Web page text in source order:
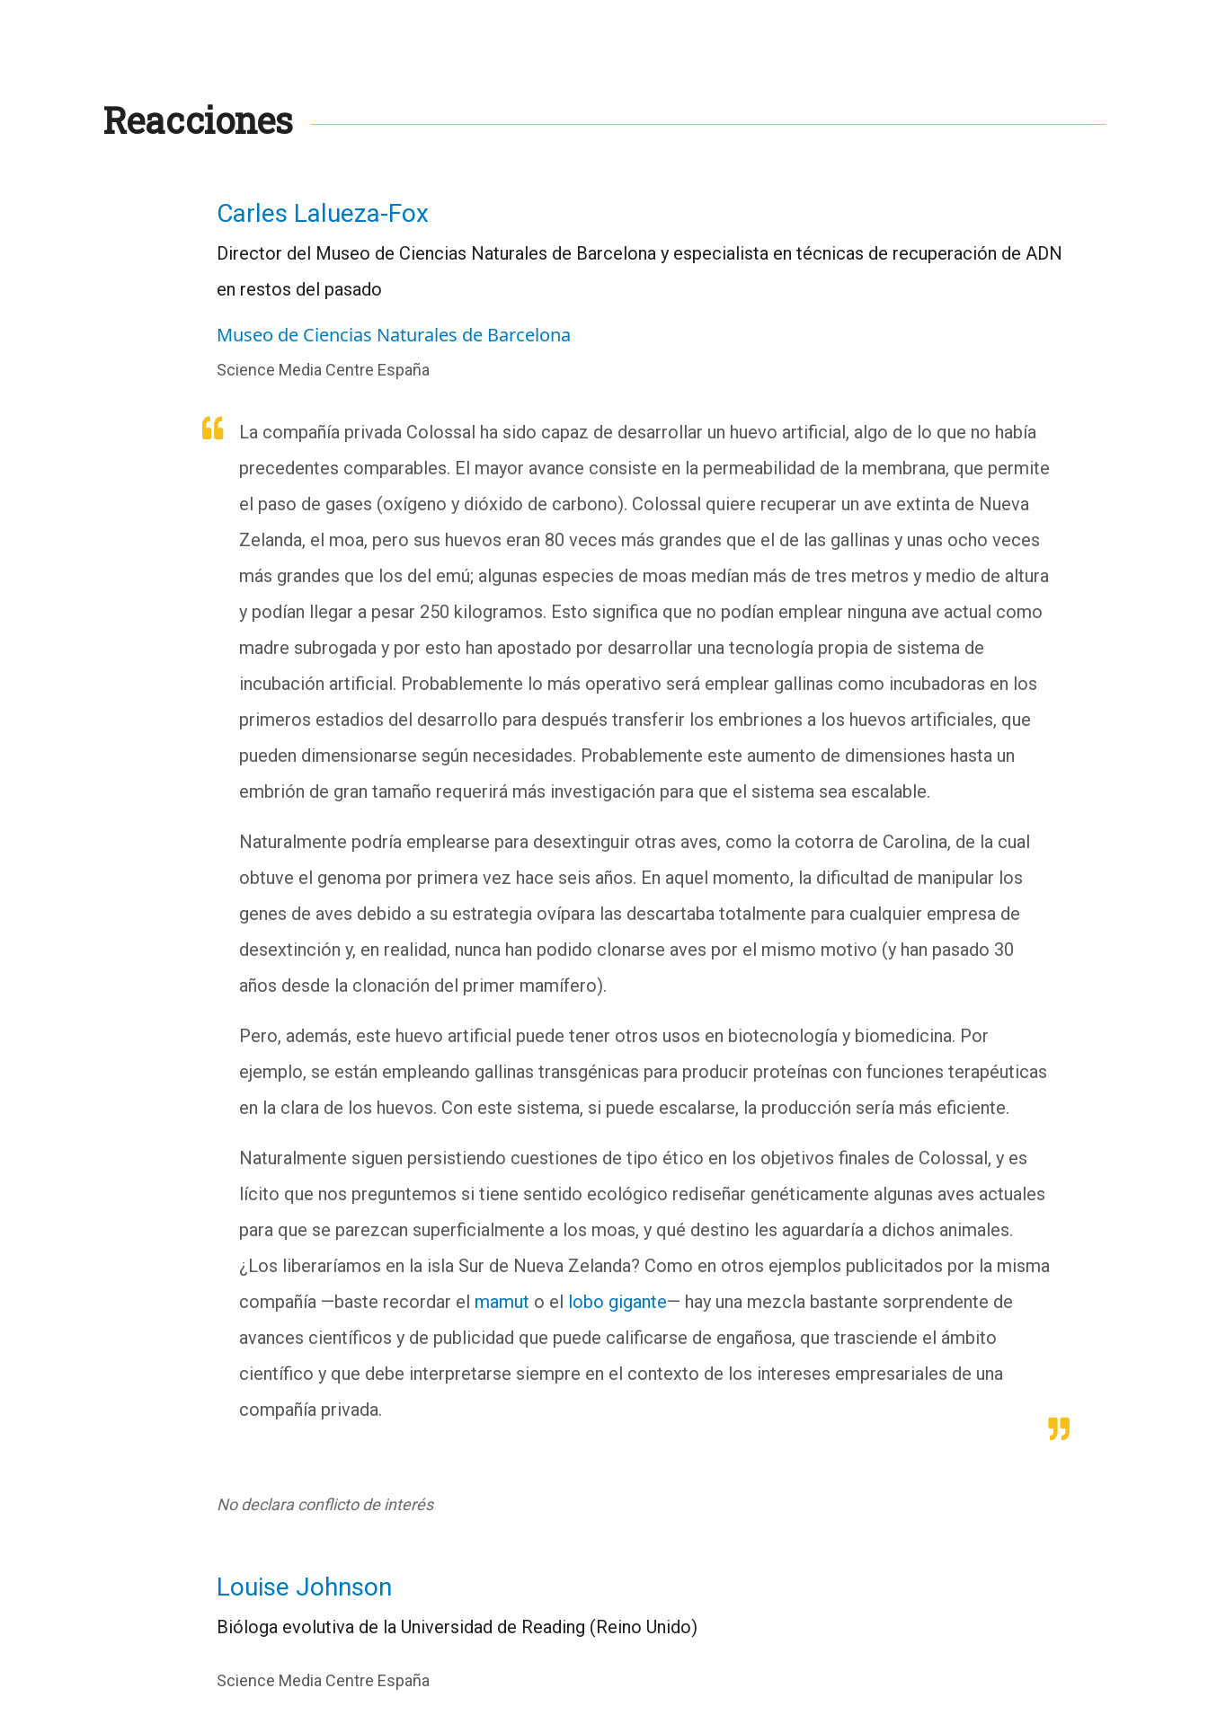
Reacciones
Carles Lalueza-Fox
Director del Museo de Ciencias Naturales de Barcelona y especialista en técnicas de recuperación de ADN
en restos del pasado
Museo de Ciencias Naturales de Barcelona
Science Media Centre España
La compañía privada Colossal ha sido capaz de desarrollar un huevo artificial, algo de lo que no había
precedentes comparables. El mayor avance consiste en la permeabilidad de la membrana, que permite
el paso de gases (oxígeno y dióxido de carbono). Colossal quiere recuperar un ave extinta de Nueva
Zelanda, el moa, pero sus huevos eran 80 veces más grandes que el de las gallinas y unas ocho veces
más grandes que los del emú; algunas especies de moas medían más de tres metros y medio de altura
y podían llegar a pesar 250 kilogramos. Esto significa que no podían emplear ninguna ave actual como
madre subrogada y por esto han apostado por desarrollar una tecnología propia de sistema de
incubación artificial. Probablemente lo más operativo será emplear gallinas como incubadoras en los
primeros estadios del desarrollo para después transferir los embriones a los huevos artificiales, que
pueden dimensionarse según necesidades. Probablemente este aumento de dimensiones hasta un
embrión de gran tamaño requerirá más investigación para que el sistema sea escalable.
Naturalmente podría emplearse para desextinguir otras aves, como la cotorra de Carolina, de la cual
obtuve el genoma por primera vez hace seis años. En aquel momento, la dificultad de manipular los
genes de aves debido a su estrategia ovípara las descartaba totalmente para cualquier empresa de
desextinción y, en realidad, nunca han podido clonarse aves por el mismo motivo (y han pasado 30
años desde la clonación del primer mamífero).
Pero, además, este huevo artificial puede tener otros usos en biotecnología y biomedicina. Por
ejemplo, se están empleando gallinas transgénicas para producir proteínas con funciones terapéuticas
en la clara de los huevos. Con este sistema, si puede escalarse, la producción sería más eficiente.
Naturalmente siguen persistiendo cuestiones de tipo ético en los objetivos finales de Colossal, y es
lícito que nos preguntemos si tiene sentido ecológico rediseñar genéticamente algunas aves actuales
para que se parezcan superficialmente a los moas, y qué destino les aguardaría a dichos animales.
¿Los liberaríamos en la isla Sur de Nueva Zelanda? Como en otros ejemplos publicitados por la misma
compañía —baste recordar el mamut o el lobo gigante— hay una mezcla bastante sorprendente de
avances científicos y de publicidad que puede calificarse de engañosa, que trasciende el ámbito
científico y que debe interpretarse siempre en el contexto de los intereses empresariales de una
compañía privada.
No declara conflicto de interés
Louise Johnson
Bióloga evolutiva de la Universidad de Reading (Reino Unido)
Science Media Centre España